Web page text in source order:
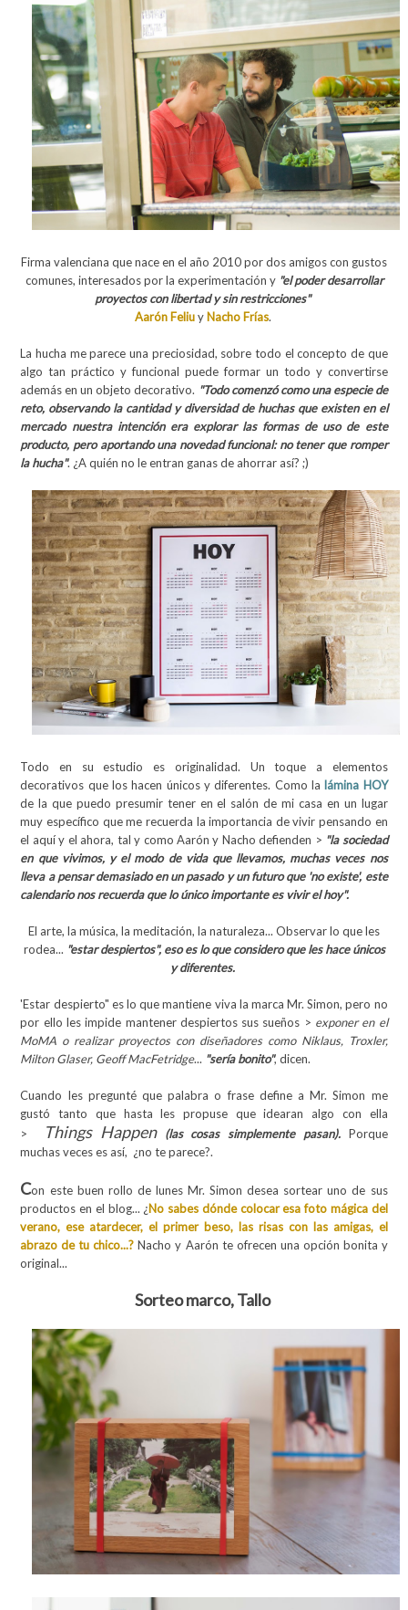
Firma valenciana que nace en el año 2010 por dos amigos con gustos
comunes, interesados por la experimentación y "el poder desarrollar
proyectos con libertad y sin restricciones"
Aarón Feliuy Nacho Frías.
La hucha me parece una preciosidad, sobre todo el concepto de que
algo tan práctico y funcional puede formar un todo y convertirse
además en un objeto decorativo. "Todo comenzó como una especie de
reto, observando la cantidad y diversidad de huchas que existen en el
mercado nuestra intención era explorar las formas de uso de este
producto, pero aportando una novedad funcional: no tener que romper
la hucha". ¿A quién no le entran ganas de ahorrar así? ;)
Todo en su estudio es originalidad. Un toque a elementos
decorativos que los hacen únicos y diferentes. Como la lámina HOY
de la que puedo presumir tener en el salón de mi casa en un lugar
muy específico que me recuerda la importancia de vivir pensando en
el aquí y el ahora, tal y como Aarón y Nacho defienden > "la sociedad
en que vivimos, y el modo de vida que llevamos, muchas veces nos
lleva a pensar demasiado en un pasado y un futuro que 'no existe', este
calendario nos recuerda que lo único importante es vivir el hoy".
El arte, la música, la meditación, la naturaleza... Observar lo que les
rodea... "estar despiertos", eso es lo que considero que les hace únicos
y diferentes.
'Estar despierto" es lo que mantiene viva la marca Mr. Simon, pero no
por ello les impide mantener despiertos sus sueños > exponer en el
MoMA o realizar proyectos con diseñadores como Niklaus, Troxler,
Milton Glaser, Geoff MacFetridge... "sería bonito", dicen.
Cuando les pregunté que palabra o frase define a Mr. Simon me
gustó tanto que hasta les propuse que idearan algo con ella
>
Things Happen(las cosas simplemente pasan). Porque
muchas veces es así, ¿no te parece?.
Con este buen rollo de lunes Mr. Simon desea sortear uno de sus
productos en el blog... ¿No sabes dónde colocar esa foto mágica del
verano, ese atardecer, el primer beso, las risas con las amigas, el
abrazo de tu chico...? Nacho y Aarón te ofrecen una opción bonita y
original...
Sorteo marco, Tallo